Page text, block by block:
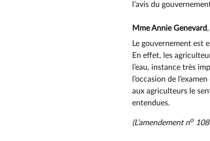
l’avis du
Mme Annie Genevard
Le gouvernement est
En effet, les
l’eau, instance très
l’occasion de
aux agriculteurs le
entendues.
(L’amendement no